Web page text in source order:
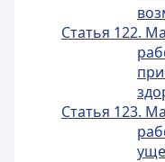
Статья 122.
Статья 123.